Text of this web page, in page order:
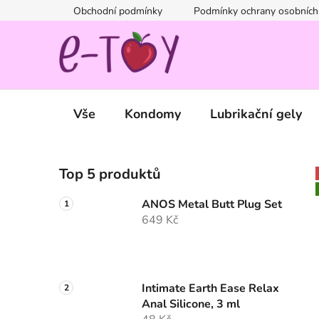
na
Obchodní podmínky Podmínky ochrany
Vše Kondomy Lubrikační gely
o
s
t
n
Top 5 produktů
ANOS Metal Butt Plug Set
649 Kč
Intimate Earth Ease Relax
Anal Silicone, 3 ml